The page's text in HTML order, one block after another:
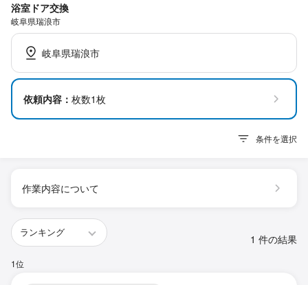
浴室ドア交換
岐阜県瑞浪市
岐阜県瑞浪市
依頼内容： 枚数1枚
条件を選択
作業内容について
1 件の結果
1位